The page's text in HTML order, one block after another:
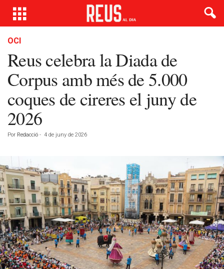
OCI
Reus celebra la Diada de
Corpus amb més de 5.000
coques de cireres el juny de
2026
Por Redacció - 4 de juny de 2026